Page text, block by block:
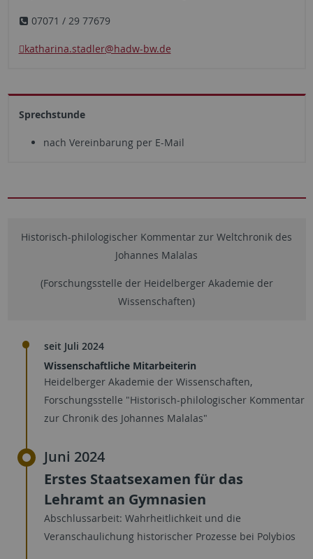
07071 / 29 77679
katharina.stadler@hadw-bw.de
Sprechstunde
nach Vereinbarung per E-Mail
Historisch-philologischer Kommentar zur Weltchronik des
Johannes Malalas
(Forschungsstelle der Heidelberger Akademie der
Wissenschaften)
seit Juli 2024
Wissenschaftliche Mitarbeiterin
Heidelberger Akademie der Wissenschaften,
Forschungsstelle "Historisch-philologischer Kommentar
zur Chronik des Johannes Malalas"
Juni 2024
Erstes Staatsexamen für das
Lehramt an Gymnasien
Abschlussarbeit: Wahrheitlichkeit und die
Veranschaulichung historischer Prozesse bei Polybios